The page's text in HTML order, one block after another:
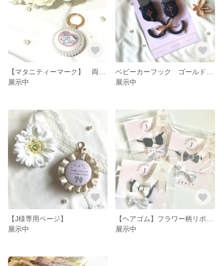
展示中
展示中
【J様専用ページ】
展示中
展示中